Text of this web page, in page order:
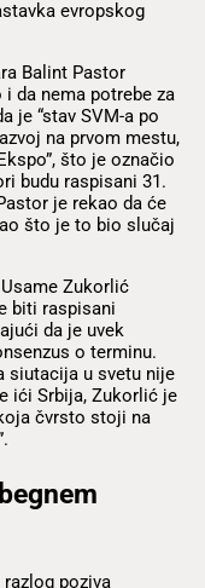
evropskog
Balint Pastor
i da nema potrebe za
je “stav SVM-a po
na prvom mestu,
što je označio
budu raspisani 31.
je rekao da će
što je to bio slučaj
Zukorlić
biti raspisani
da je uvek
o terminu.
siutacija u svetu nije
ići Srbija, Zukorlić je
čvrsto stoji na
poziva